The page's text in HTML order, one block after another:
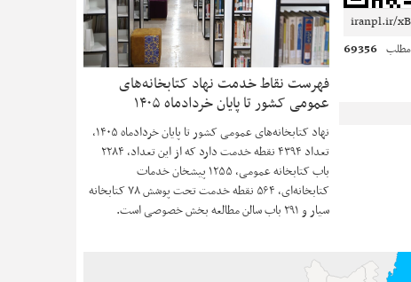
69356
فهرست نقاط خدمت نهاد کتابخانه‌های
عمومی کشور تا پایان خردادماه ۱۴۰۵
نهاد کتابخانه‌های عمومی کشور تا پایان خردادماه ۱۴۰۵،
تعداد ۴۳۹۴ نقطه خدمت دارد که از این تعداد، ۲۲۸۴
باب کتابخانه عمومی، ۱۲۵۵ پیشخان خدمات
کتابخانه‌ای، ۵۶۴ نقطه خدمت تحت پوشش ۷۸ کتابخانه
سیار و ۲۹۱ باب سالن مطالعه بخش خصوصی است.